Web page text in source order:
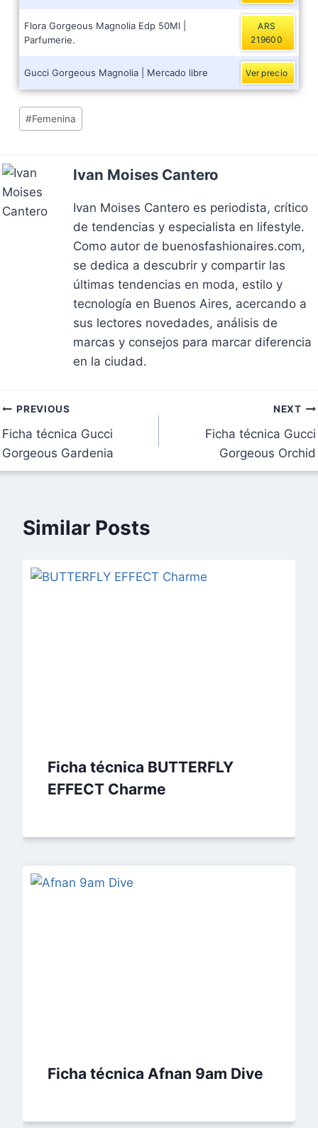
Flora Gorgeous Magnolia Edp 50Ml |
Parfumerie.
ARS
219600
Gucci Gorgeous Magnolia | Mercado libre Ver precio
Post
Tags:
#Femenina
Ivan Moises Cantero
Ivan Moises Cantero es periodista, crítico
de tendencias y especialista en lifestyle.
Como autor de buenosfashionaires.com,
se dedica a descubrir y compartir las
últimas tendencias en moda, estilo y
tecnología en Buenos Aires, acercando a
sus lectores novedades, análisis de
marcas y consejos para marcar diferencia
en la ciudad.
Navegación
de
entradas
PREVIOUS
Ficha técnica Gucci
Gorgeous Gardenia
NEXT
Ficha técnica Gucci
Gorgeous Orchid
Similar Posts
Ficha técnica BUTTERFLY
EFFECT Charme
Ficha técnica Afnan 9am Dive